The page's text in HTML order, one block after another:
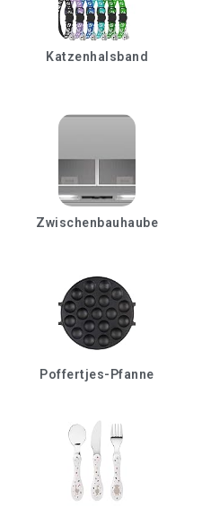
Katzenhalsband
Zwischenbauhaube
Poffertjes-Pfanne